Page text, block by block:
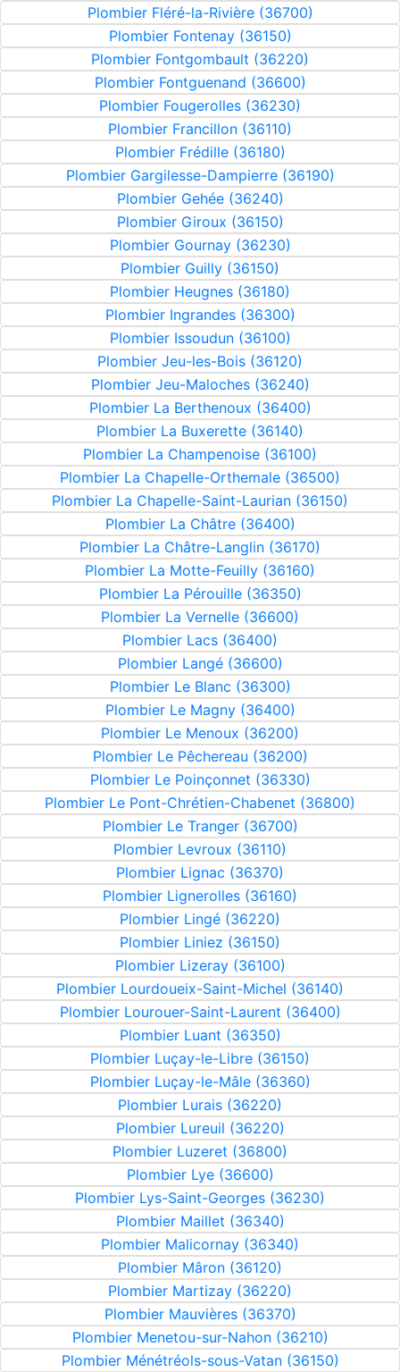
Plombier Fléré-la-Rivière (36700)
Plombier Fontenay (36150)
Plombier Fontgombault (36220)
Plombier Fontguenand (36600)
Plombier Fougerolles (36230)
Plombier Francillon (36110)
Plombier Frédille (36180)
Plombier Gargilesse-Dampierre (36190)
Plombier Gehée (36240)
Plombier Giroux (36150)
Plombier Gournay (36230)
Plombier Guilly (36150)
Plombier Heugnes (36180)
Plombier Ingrandes (36300)
Plombier Issoudun (36100)
Plombier Jeu-les-Bois (36120)
Plombier Jeu-Maloches (36240)
Plombier La Berthenoux (36400)
Plombier La Buxerette (36140)
Plombier La Champenoise (36100)
Plombier La Chapelle-Orthemale (36500)
Plombier La Chapelle-Saint-Laurian (36150)
Plombier La Châtre (36400)
Plombier La Châtre-Langlin (36170)
Plombier La Motte-Feuilly (36160)
Plombier La Pérouille (36350)
Plombier La Vernelle (36600)
Plombier Lacs (36400)
Plombier Langé (36600)
Plombier Le Blanc (36300)
Plombier Le Magny (36400)
Plombier Le Menoux (36200)
Plombier Le Pêchereau (36200)
Plombier Le Poinçonnet (36330)
Plombier Le Pont-Chrétien-Chabenet (36800)
Plombier Le Tranger (36700)
Plombier Levroux (36110)
Plombier Lignac (36370)
Plombier Lignerolles (36160)
Plombier Lingé (36220)
Plombier Liniez (36150)
Plombier Lizeray (36100)
Plombier Lourdoueix-Saint-Michel (36140)
Plombier Lourouer-Saint-Laurent (36400)
Plombier Luant (36350)
Plombier Luçay-le-Libre (36150)
Plombier Luçay-le-Mâle (36360)
Plombier Lurais (36220)
Plombier Lureuil (36220)
Plombier Luzeret (36800)
Plombier Lye (36600)
Plombier Lys-Saint-Georges (36230)
Plombier Maillet (36340)
Plombier Malicornay (36340)
Plombier Mâron (36120)
Plombier Martizay (36220)
Plombier Mauvières (36370)
Plombier Menetou-sur-Nahon (36210)
Plombier Ménétréols-sous-Vatan (36150)